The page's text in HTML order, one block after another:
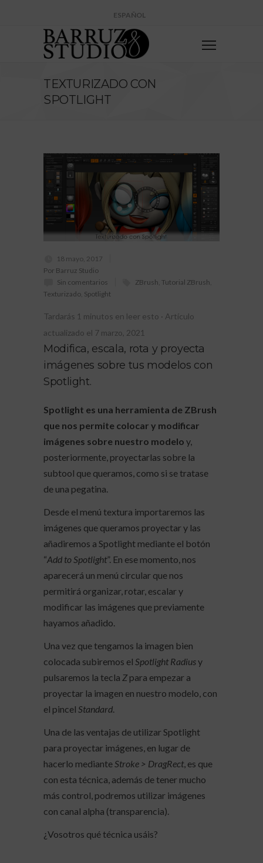
ESPAÑOL
TEXTURIZADO CON
SPOTLIGHT
18 mayo, 2017
Por Barruz Studio
Sin comentarios
ZBrush Tutorial ZBrush
Texturizado Spotlight
Tardarás 1 minutos en leer esto
Artículo
actualizado el 7 marzo, 2021
Modifica, escala, rota y proyecta
imágenes sobre tus modelos con
Spotlight.
Spotlight es una herramienta de ZBrush
que nos permite colocar y modificar
imágenes sobre nuestro modelo y,
posteriormente, proyectarlas sobre la
subtool que queramos, como si se tratase
de una pegatina.
Desde el menú textura importaremos las
imágenes que queramos proyectar y las
añadiremos a Spotlight mediante el botón
“Add to Spotlight”. En ese momento, nos
aparecerá un menú circular que nos
permitirá organizar, rotar, escalar y
modificar las imágenes que previamente
hayamos añadido.
Una vez que tengamos la imagen bien
colocada subiremos el Spotlight Radiusy
pulsaremos la tecla Zpara empezar a
proyectar la imagen en nuestro modelo, con
el pincel Standard.
Una de las ventajas de utilizar Spotlight
para proyectar imágenes, en lugar de
hacerlo medianteStroke > DragRect, es que
con esta técnica, además de tener mucho
más control, podremos utilizar imágenes
con canal alpha (transparencia).
¿Vosotros qué técnica usáis?